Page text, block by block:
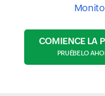
COMIENCE LA
PRUÉBELO